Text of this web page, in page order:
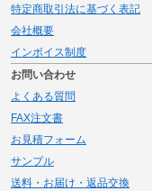
特定商取引法に基づく表記
会社概要
インボイス制度
お問い合わせ
よくある質問
FAX注文書
お見積フォーム
サンプル
送料・お届け・返品交換